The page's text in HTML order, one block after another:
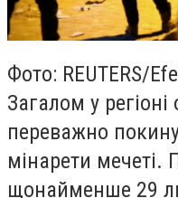
Фото: REUTERS/
Загалом у
переважно
мінарети мечеті.
щонайменше 29